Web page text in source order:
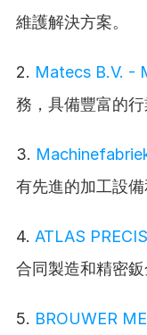
維護解決方案。
2. Matecs B.V. -
務，具備豐富的行
3.
有先進的加工設備
4. ATLAS
合同製造和精密鈑
5. BROUWER